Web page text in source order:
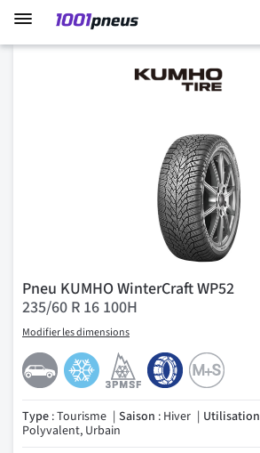
Pneu KUMHO WinterCraft WP52
235/60 R 16 100H
Modifier les dimensions
Type : Tourisme Saison : Hiver Utilisation
Polyvalent, Urbain